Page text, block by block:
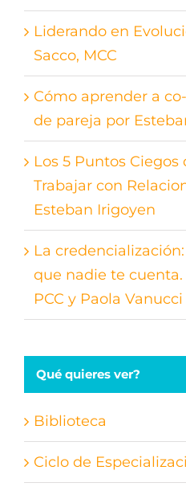
Liderando en
Sacco, MCC
Cómo aprender a
de pareja por
Los 5 Puntos Ciegos
Trabajar con
Esteban Irigoyen
La
que nadie te cuenta.
PCC y Paola
Qué quieres ver?
Biblioteca
Ciclo de